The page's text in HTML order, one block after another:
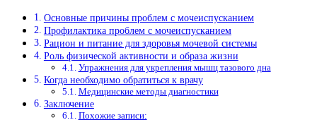
Основные причины проблем с мочеиспусканием
Профилактика проблем с мочеиспусканием
Рацион и питание для здоровья мочевой системы
Роль физической активности и образа жизни
Упражнения для укрепления мышц тазового дна
Когда необходимо обратиться к врачу
Медицинские методы диагностики
Заключение
Похожие записи: